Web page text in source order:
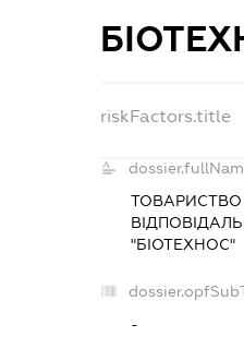
riskFactors.title
"БІОТЕХНОС"
-